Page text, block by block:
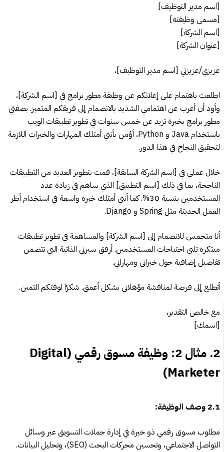
[اسم مدير التوظيف]
[مسمى وظيفته]
[اسم الشركة]
[عنوان الشركة]
عزيزي/عزيزتي [اسم مدير التوظيف]،
اطلعت باهتمام على إعلانكم عن وظيفة مطور برامج في [اسم الشركة]،
وأود أن أعرب عن اهتمامي الشديد بالانضمام إلى فريقكم المتميز. بصفتي
مطور برامج بخبرة تزيد عن خمس سنوات في تطوير تطبيقات الويب
باستخدام Java و Python، أؤمن بأنني أمتلك المهارات والخبرات اللازمة
لتحقيق النجاح في هذا الدور.
خلال عملي في [اسم الشركة السابقة]، قمت بتطوير العديد من التطبيقات
الناجحة، بما في ذلك [اسم التطبيق] الذي ساهم في زيادة عدد
المستخدمين بنسبة 30%. كما أنني أمتلك خبرة واسعة في استخدام أطر
العمل الحديثة مثل Spring و Django.
أنا متحمس للانضمام إلى [اسم الشركة] والمساهمة في تطوير تطبيقات
مبتكرة تلبي احتياجات المستخدمين. أرفق سيرتي الذاتية التي تتضمن
تفاصيل إضافية حول خبراتي ومهاراتي.
أتطلع إلى فرصة لمناقشة مؤهلاتي بشكل أعمق. شكرًا لوقتكم الثمين.
مع خالص التقدير،
[اسمك]
2.
مثال 2: وظيفة مسوق رقمي (Digital
Marketer)
2.1 وصف الوظيفة:
مطلوب مسوق رقمي ذو خبرة في إدارة حملات التسويق عبر وسائل
التواصل الاجتماعي، وتحسين محركات البحث (SEO)، وتحليل البيانات.